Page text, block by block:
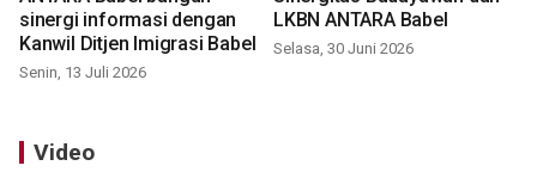
sinergi informasi dengan
Kanwil Ditjen Imigrasi Babel
Senin, 13 Juli 2026
LKBN ANTARA Babel
Selasa, 30 Juni 2026
Video